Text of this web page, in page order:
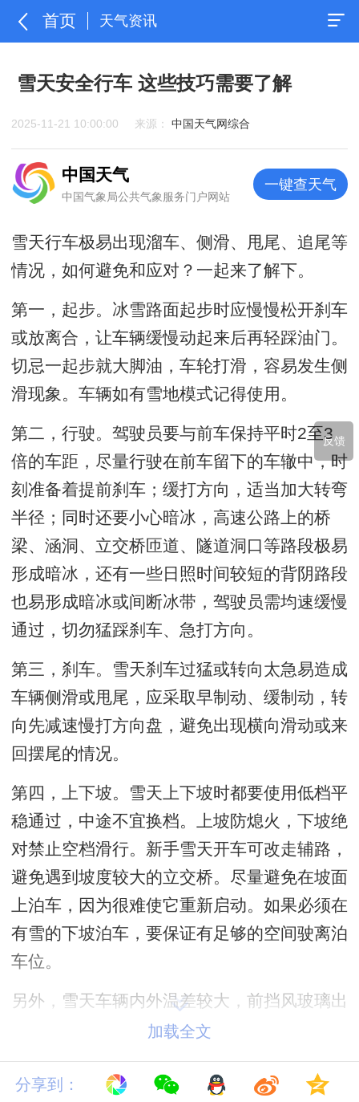
首页 天气资讯
雪天安全行车 这些技巧需要了解
2025-11-21 10:00:00 来源： 中国天气网综合
中国天气
中国气象局公共气象服务门户网站
一键查天气
雪天行车极易出现溜车、侧滑、甩尾、追尾等
情况，如何避免和应对？一起来了解下。
第一，起步。冰雪路面起步时应慢慢松开刹车
或放离合，让车辆缓慢动起来后再轻踩油门。
切忌一起步就大脚油，车轮打滑，容易发生侧
滑现象。车辆如有雪地模式记得使用。
第二，行驶。驾驶员要与前车保持平时2至3
倍的车距，尽量行驶在前车留下的车辙中，时
刻准备着提前刹车；缓打方向，适当加大转弯
半径；同时还要小心暗冰，高速公路上的桥
梁、涵洞、立交桥匝道、隧道洞口等路段极易
形成暗冰，还有一些日照时间较短的背阴路段
也易形成暗冰或间断冰带，驾驶员需均速缓慢
通过，切勿猛踩刹车、急打方向。
第三，刹车。雪天刹车过猛或转向太急易造成
车辆侧滑或甩尾，应采取早制动、缓制动，转
向先减速慢打方向盘，避免出现横向滑动或来
回摆尾的情况。
第四，上下坡。雪天上下坡时都要使用低档平
稳通过，中途不宜换档。上坡防熄火，下坡绝
对禁止空档滑行。新手雪天开车可改走辅路，
避免遇到坡度较大的立交桥。尽量避免在坡面
上泊车，因为很难使它重新启动。如果必须在
有雪的下坡泊车，要保证有足够的空间驶离泊
车位。
另外，雪天车辆内外温差较大，前挡风玻璃出
现雾气时需及时利用车内空调器调节车内温度
盘，待车身回正后再轻踩刹车减速，直到完全
加载全文
分享到：
反馈